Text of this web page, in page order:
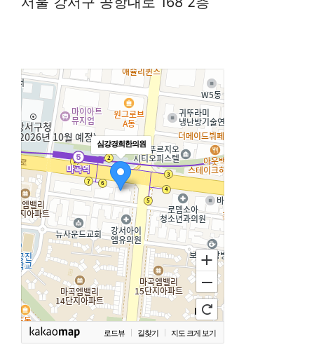
심강경희한의원
로드뷰 길찾기 지도 크게 보기